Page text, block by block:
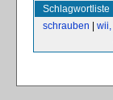
Schlagwortliste
schrauben
wii,